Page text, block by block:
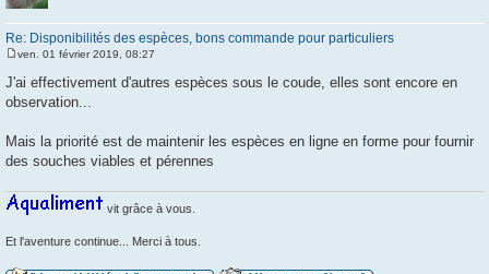
Re: Disponibilités des espèces, bons commande pour particuliers
e
s
s
e
ven. 01 février 2019, 08:27
J'ai effectivement d'autres espèces sous le coude, elles sont encore en
observation...
Mais la priorité est de maintenir les espèces en ligne en forme pour fournir
des souches viables et pérennes
vit grâce à vous.
Et l'aventure continue... Merci à tous.